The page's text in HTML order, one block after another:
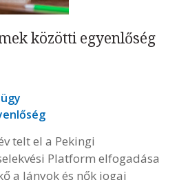
közötti egyenlőség
telt el a Pekingi
Platform elfogadása
a lányok és nők jogai